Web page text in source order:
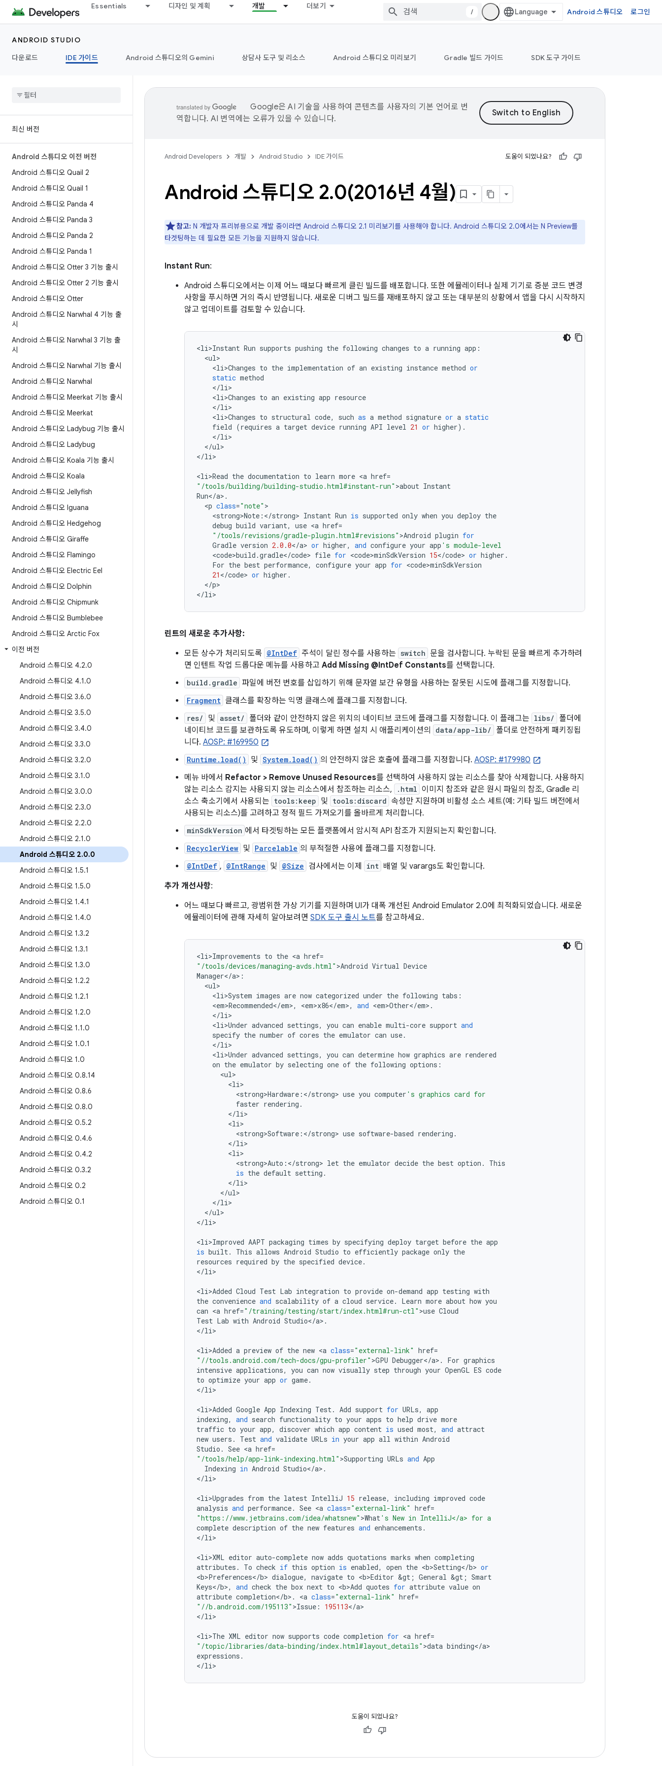
Essentials 디자인 및 계획 개발 더보기
/ Android 스튜디오 로그인
ANDROID STUDIO
다운로드
IDE 가이드 Android 스튜디오의 Gemini 상담사 도구 및 리소스 Android 스튜디오 미리보기 Gradle 빌드 가이드 SDK 도구 가이드
최신 버전
Android 스튜디오 이전 버전
Android 스튜디오 Quail 2
Android 스튜디오 Quail 1
Android 스튜디오 Panda 4
Android 스튜디오 Panda 3
Android 스튜디오 Panda 2
Android 스튜디오 Panda 1
Android 스튜디오 Otter 3 기능 출시
Android 스튜디오 Otter 2 기능 출시
Android 스튜디오 Otter
Android 스튜디오 Narwhal 4 기능 출
시
Android 스튜디오 Narwhal 3 기능 출
시
Android 스튜디오 Narwhal 기능 출시
Android 스튜디오 Narwhal
Android 스튜디오 Meerkat 기능 출시
Android 스튜디오 Meerkat
Android 스튜디오 Ladybug 기능 출시
Android 스튜디오 Ladybug
Android 스튜디오 Koala 기능 출시
Android 스튜디오 Koala
Android 스튜디오 Jellyfish
Android 스튜디오 Iguana
Android 스튜디오 Hedgehog
Android 스튜디오 Giraffe
Android 스튜디오 Flamingo
Android 스튜디오 Electric Eel
Android 스튜디오 Dolphin
Android 스튜디오 Chipmunk
Android 스튜디오 Bumblebee
Android 스튜디오 Arctic Fox
이전 버전
Android 스튜디오 4.2.0
Android 스튜디오 4.1.0
Android 스튜디오 3.6.0
Android 스튜디오 3.5.0
Android 스튜디오 3.4.0
Android 스튜디오 3.3.0
Android 스튜디오 3.2.0
Android 스튜디오 3.1.0
Android 스튜디오 3.0.0
Android 스튜디오 2.3.0
Android 스튜디오 2.2.0
Android 스튜디오 2.1.0
Android 스튜디오 2.0.0
Android 스튜디오 1.5.1
Android 스튜디오 1.5.0
Android 스튜디오 1.4.1
Android 스튜디오 1.4.0
Android 스튜디오 1.3.2
Android 스튜디오 1.3.1
Android 스튜디오 1.3.0
Android 스튜디오 1.2.2
Android 스튜디오 1.2.1
Android 스튜디오 1.2.0
Android 스튜디오 1.1.0
Android 스튜디오 1.0.1
Android 스튜디오 1.0
Android 스튜디오 0.8.14
Android 스튜디오 0.8.6
Android 스튜디오 0.8.0
Android 스튜디오 0.5.2
Android 스튜디오 0.4.6
Android 스튜디오 0.4.2
Android 스튜디오 0.3.2
Android 스튜디오 0.2
Android 스튜디오 0.1
Google은 AI 기술을 사용하여 콘텐츠를 사용자의 기본 언어로 번
역합니다. AI 번역에는 오류가 있을 수 있습니다.
Android Developers 개발 Android Studio IDE 가이드 도움이 되었나요?
Android 스튜디오 2.0(2016년 4월)
참고: N 개발자 프리뷰용으로 개발 중이라면 Android 스튜디오 2.1 미리보기를 사용해야 합니다. Android 스튜디오 2.0에서는 N Preview를
타겟팅하는 데 필요한 모든 기능을 지원하지 않습니다.
Instant Run:
Android 스튜디오에서는 이제 어느 때보다 빠르게 클린 빌드를 배포합니다. 또한 에뮬레이터나 실제 기기로 증분 코드 변경
사항을 푸시하면 거의 즉시 반영됩니다. 새로운 디버그 빌드를 재배포하지 않고 또는 대부분의 상황에서 앱을 다시 시작하지
않고 업데이트를 검토할 수 있습니다.
<li>Instant Run supports pushing the following changes to a running app :
<ul
<li>Changes to the implementation of an existing instance method or
static method
</li
<li>Changes to an existing app resource
</li
<li>Changes to structural code, such as a method signature or a static
field (requires a target device running API level 21 or higher) .
</li
</ul>
</li>
<li>Read the documentation to learn more <a href=
"/tools/building/building-studio.html#instant-run" >about Instant
Run</a> .
<p class="note"
<strong>Note : </strong> Instant Run is supported only when you deploy the
debug build variant, use <a href=
"/tools/revisions/gradle-plugin.html#revisions" >Android plugin for
Gradle version 2.0 .0</a> or higher, and configure your app 's module-level
<code>build .gradle</code> file for <code>minSdkVersion 15</code> or higher .
For the best performance, configure your app for <code>minSdkVersion
21 </code> or higher .
</p>
</li
린트의 새로운 추가사항:
모든 상수가 처리되도록 @IntDef 주석이 달린 정수를 사용하는 switch 문을 검사합니다. 누락된 문을 빠르게 추가하려
면 인텐트 작업 드롭다운 메뉴를 사용하고 Add Missing @IntDef Constants를 선택합니다.
build.gradle 파일에 버전 번호를 삽입하기 위해 문자열 보간 유형을 사용하는 잘못된 시도에 플래그를 지정합니다.
Fragment 클래스를 확장하는 익명 클래스에 플래그를 지정합니다.
res/ 및 asset/ 폴더와 같이 안전하지 않은 위치의 네이티브 코드에 플래그를 지정합니다. 이 플래그는 libs/
폴더에
네이티브 코드를 보관하도록 유도하며, 이렇게 하면 설치 시 애플리케이션의
data/app-lib/
폴더로 안전하게 패키징됩
니다. AOSP: #169950
Runtime.load() 및 System.load() 의 안전하지 않은 호출에 플래그를 지정합니다. AOSP: #179980
메뉴 바에서 Refactor > Remove Unused Resources를 선택하여 사용하지 않는 리소스를 찾아 삭제합니다. 사용하지
않는 리소스 감지는 사용되지 않는 리소스에서 참조하는 리소스,
.html 이미지 참조와 같은 원시 파일의 참조, Gradle 리
소스 축소기에서 사용되는 tools:keep 및 tools:discard 속성만 지원하며 비활성 소스 세트(예: 기타 빌드 버전에서
사용되는 리소스)를 고려하고 정적 필드 가져오기를 올바르게 처리합니다.
minSdkVersion 에서 타겟팅하는 모든 플랫폼에서 암시적 API 참조가 지원되는지 확인합니다.
RecyclerView 및 Parcelable 의 부적절한 사용에 플래그를 지정합니다.
@IntDef , @IntRange 및 @Size 검사에서는 이제 int 배열 및 varargs도 확인합니다.
추가 개선사항:
어느 때보다 빠르고, 광범위한 가상 기기를 지원하며 UI가 대폭 개선된 Android Emulator 2.0에 최적화되었습니다. 새로운
에뮬레이터에 관해 자세히 알아보려면 SDK 도구 출시 노트를 참고하세요.
<li>Improvements to the <a href=
"/tools/devices/managing-avds.html" >Android Virtual Device
Manager</a> :
<ul
<li>System images are now categorized under the following tabs :
<em>Recommended</em>, <em>x86</em>, and <em>Other</em> .
</li
<li>Under advanced settings, you can enable multi-core support and
specify the number of cores the emulator can use.
</li
<li>Under advanced settings, you can determine how graphics are rendered
on the emulator by selecting one of the following options :
<ul
<li
<strong>Hardware : </strong> use you computer 's graphics card for
faster rendering .
</li
<li
<strong>Software : </strong> use software-based rendering .
</li
<li
<strong>Auto : </strong> let the emulator decide the best option .
This
is the default setting .
</li
</ul
</li
</ul>
</li>
<li>Improved AAPT packaging times by specifying deploy target before the app
is built. This allows Android Studio to efficiently package only the
resources required by the specified device.
</li>
<li>Added Cloud Test Lab integration to provide on-demand app testing with
the convenience and scalability of a cloud service. Learn more about how you
can <a href="/training/testing/start/index.html#run-ctl" >use Cloud
Test Lab with Android Studio</a> .
</li>
<li>Added a preview of the new <a class="external-link" href=
"//tools.android.com/tech-docs/gpu-profiler" >GPU Debugger</a> . For graphics
intensive applications, you can now visually step through your OpenGL ES code
to optimize your app or game.
</li>
<li>Added Google App Indexing Test. Add support for URLs,
app
indexing, and search functionality to your apps to help drive more
traffic to your app, discover which app content is used most, and attract
new users . Test and validate URLs in your app all within Android
Studio . See <a href=
"/tools/help/app-link-indexing.html" >Supporting URLs and App
Indexing in Android Studio</a> .
</li>
<li>Upgrades from the latest IntelliJ 15 release, including improved code
analysis and performance. See <a class="external-link" href=
"https://www.jetbrains.com/idea/whatsnew" >What's New in IntelliJ</a> for a
complete description of the new features and enhancements .
</li>
<li>XML editor auto-complete now adds quotations marks when completing
attributes . To check if this option is enabled, open the <b>Setting</b> or
<b>Preferences</b> dialogue, navigate to <b>Editor &gt ; General &gt ; Smart
Keys</b>, and check the box next to <b>Add quotes for attribute value on
attribute completion</b> . <a class="external-link" href=
"//b.android.com/195113" >Issue : 195113</a>
</li>
<li>The XML editor now supports code completion for <a href=
"/topic/libraries/data-binding/index.html#layout_details" >data binding</a
expressions .
</li
도움이 되었나요?